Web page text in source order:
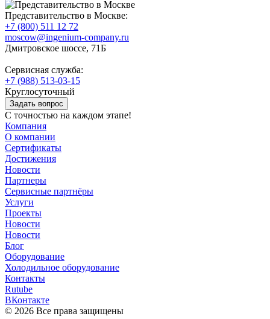
Представительство в Москве:
+7 (800) 511 12 72
moscow@ingenium-company.ru
Дмитровское шоссе, 71Б
Сервисная служба:
+7 (988) 513-03-15
Круглосуточный
Задать вопрос
С точностью на каждом этапе!
Компания
О компании
Сертификаты
Достижения
Новости
Партнеры
Сервисные партнёры
Услуги
Проекты
Новости
Новости
Блог
Оборудование
Холодильное оборудование
Контакты
Rutube
ВКонтакте
© 2026 Все права защищены